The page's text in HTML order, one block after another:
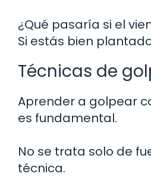
¿Qué pasaría si el
Si estás bien
Técnicas de
Aprender a golpear
es fundamental.
No se trata solo de
técnica.